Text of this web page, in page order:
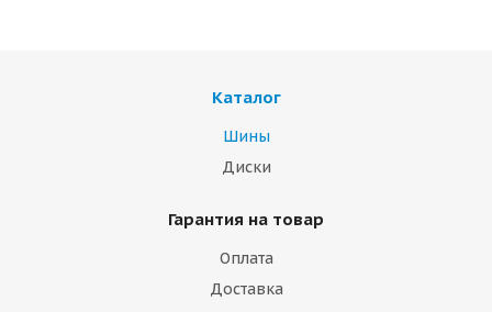
Каталог
Шины
Диски
Гарантия на товар
Оплата
Доставка